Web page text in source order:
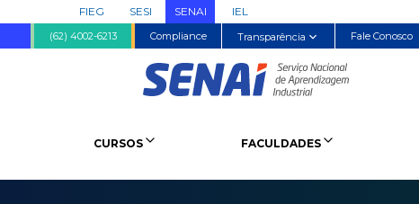
FIEG SESI SENAI IEL
(62) 4002-6213 Compliance Transparência Fale Conosco
CURSOS FACULDADES